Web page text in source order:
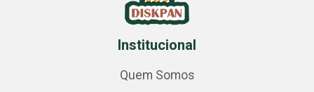
Institucional
Quem Somos